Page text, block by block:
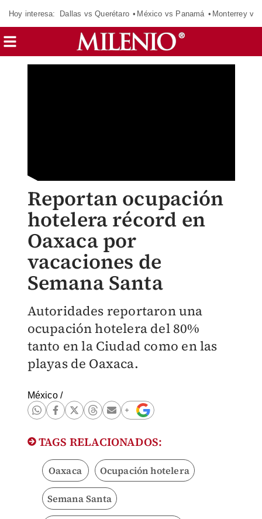
Hoy interesa: Dallas vs Querétaro México vs Panamá Monterrey vs
Reportan ocupación
hotelera récord en
Oaxaca por
vacaciones de
Semana Santa
Autoridades reportaron una
ocupación hotelera del 80%
tanto en la Ciudad como en las
playas de Oaxaca.
México/
TAGS RELACIONADOS:
Oaxaca Ocupación hotelera
Semana Santa